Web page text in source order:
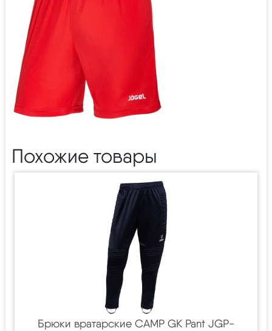
Похожие товары
Брюки вратарские CAMP GK Pant JGP-